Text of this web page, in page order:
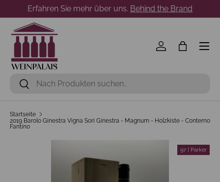
Direkt zum Inhalt
Erfahren Sie mehr über uns. Behind the Brand
Suchen
Suchen
Einloggen
Menü
Startseite
2019 Barolo Ginestra Vigna Sori Ginestra - Magnum - Holzkiste - Conterno
Fantino
97 | Parker